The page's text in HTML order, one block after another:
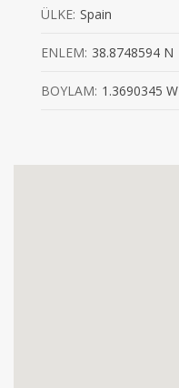
ÜLKE: Spain
ENLEM: 38.8748594 N
BOYLAM: 1.3690345 W